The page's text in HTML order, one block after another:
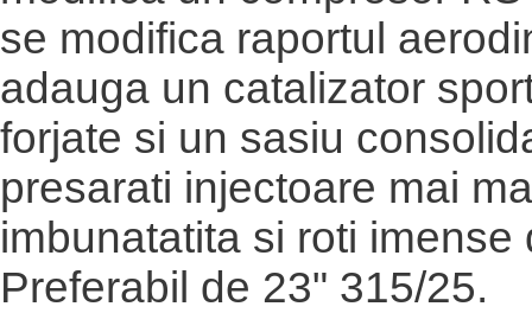
se modifica raportul
adauga un catalizator
forjate si un sasiu
presarati injectoare mai
imbunatatita si roti imense
Preferabil de 23" 315/25.